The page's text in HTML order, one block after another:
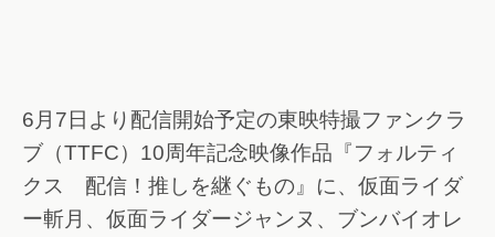
6月7日より配信開始予定の東映特撮ファンクラ
ブ（TTFC）10周年記念映像作品『フォルティ
クス 配信！推しを継ぐもの』に、仮面ライダ
ー斬月、仮面ライダージャンヌ、ブンバイオレ